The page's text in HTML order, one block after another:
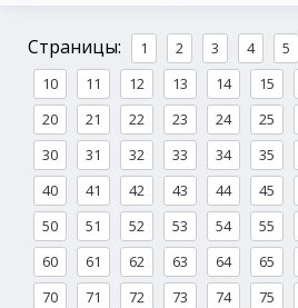
Страницы: 1 2 3 4 5
10
11 12 13 14 15
20
21 22 23 24 25
30
31 32 33 34 35
40
41 42 43 44 45
50
51 52 53 54 55
60
61 62 63 64 65
70
71 72 73 74 75